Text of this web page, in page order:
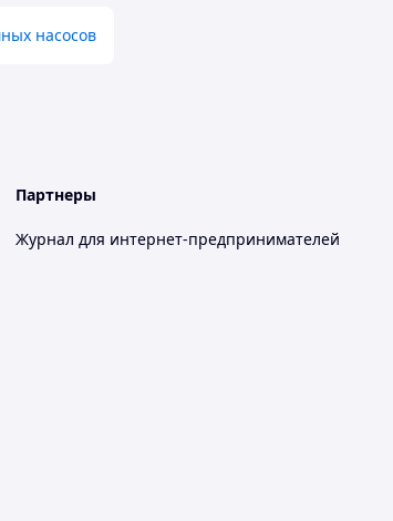
насосов
Партнеры
Журнал для интернет-предпринимателей